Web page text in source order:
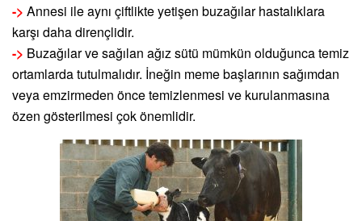
-> Annesi ile aynı çiftlikte yetişen buzağılar hastalıklara
karşı daha dirençlidir.
-> Buzağılar ve sağılan ağız sütü mümkün olduğunca temiz
ortamlarda tutulmalıdır. İneğin meme başlarının sağımdan
veya emzirmeden önce temizlenmesi ve kurulanmasına
özen gösterilmesi çok önemlidir.